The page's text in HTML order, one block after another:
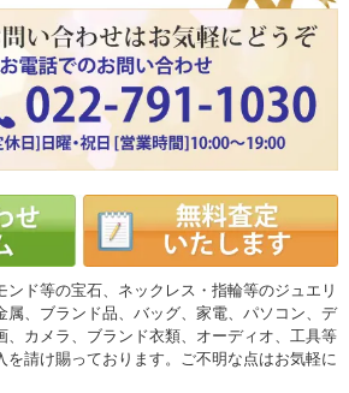
ンド等の宝石、ネックレス・指輪等のジュエリ
属、ブランド品、バッグ、家電、パソコン、デ
、カメラ、ブランド衣類、オーディオ、工具等
を請け賜っております。ご不明な点はお気軽に